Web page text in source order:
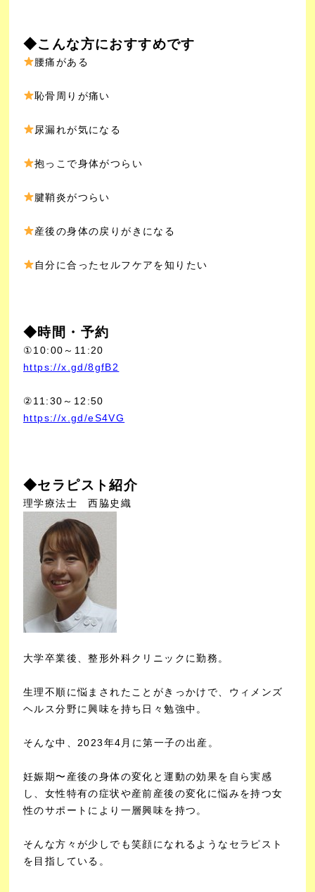
◆こんな方におすすめです
腰痛がある
恥骨周りが痛い
尿漏れが気になる
抱っこで身体がつらい
腱鞘炎がつらい
産後の身体の戻りがきになる
自分に合ったセルフケアを知りたい
◆時間・予約
①10:00～11:20
https://x.gd/8gfB2
②11:30～12:50
https://x.gd/eS4VG
◆セラピスト紹介
理学療法士 西脇史織
大学卒業後、整形外科クリニックに勤務。
生理不順に悩まされたことがきっかけで、ウィメンズ
ヘルス分野に興味を持ち日々勉強中。
そんな中、2023年4月に第一子の出産。
妊娠期〜産後の身体の変化と運動の効果を自ら実感
し、女性特有の症状や産前産後の変化に悩みを持つ女
性のサポートにより一層興味を持つ。
そんな方々が少しでも笑顔になれるようなセラピスト
を目指している。